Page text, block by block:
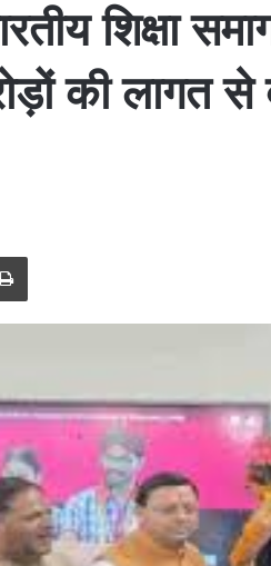
शिक्षा
की लागत
Print